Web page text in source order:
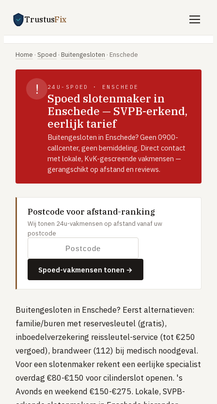
TrustusFix
Gratis offertes aanvragen
Vind een vakman
Klussen
SPOED 24/7
CV-storing
Airco-storing
Warmtepomp-storing
Afvoer verstopt
Gaslucht
Buitengesloten
VERBOUW
Badkamer renovatie
Keuken vervangen
Dakkapel plaatsen
Dak renovatie
TUIN
Tuin aanleg of renovatie
VERWARMING & KLIMAAT
Home · Spoed · Buitengesloten · Enschede
! 24U-SPOED · ENSCHEDE
Spoed slotenmaker in
Enschede — SVPB-erkend,
eerlijk tarief
Buitengesloten in Enschede? Geen 0900-
callcenter, geen bemiddeling. Direct contact
met lokale, KvK-gescreende vakmensen —
gerangschikt op afstand en reviews.
Postcode voor afstand-ranking
Wij tonen 24u-vakmensen op afstand vanaf uw
postcode
Spoed-vakmensen tonen →
Buitengesloten in Enschede? Eerst alternatieven:
familie/buren met reservesleutel (gratis),
inboedelverzekering reissleutel-service (tot €250
vergoed), brandweer (112) bij medisch noodgeval.
Voor een slotenmaker rekent een eerlijke specialist
overdag €80-€150 voor cilinderslot openen. 's
Avonds en weekend €150-€275. Lokale, SVPB-